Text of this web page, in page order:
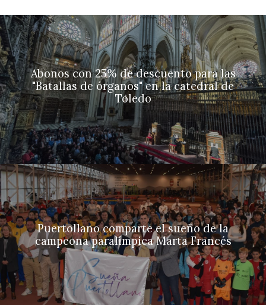
Abonos con 25% de descuento para las
"Batallas de órganos" en la catedral de
Toledo
Puertollano comparte el sueño de la
campeona paralímpica Marta Francés